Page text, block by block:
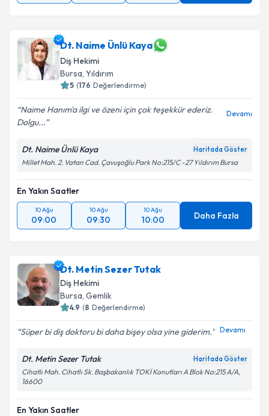
Dt. Naime Ünlü Kaya
Diş Hekimi
Bursa, Yıldırım
5 (176 Değerlendirme)
Naime Hanım'a ilgi ve özeni için çok teşekkür ederiz.
Dolgu...
Devamı
Dt. Naime Ünlü Kaya Haritada Göster
Millet Mah. 2. Vatan Cad. Çavuşoğlu Park No:215/C -27 Yıldırım Bursa
En Yakın Saatler
10 Ağu
09:00
10 Ağu
09:30
10 Ağu
10:00 Daha Fazla
Dt. Metin Sezer Tutak
Diş Hekimi
Bursa, Gemlik
4.9 (8 Değerlendirme)
Süper bi diş doktoru bi daha bişey olsa yine giderim. Devamı
Dt. Metin Sezer Tutak Haritada Göster
Cihatlı Mah. Cihatlı Sk. Başbakanlık TOKİ Konutları A Blok No:215 A/A,
16600
En Yakın Saatler